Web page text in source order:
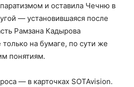
и оставила Чечню в
— установившаяся после
Рамзана Кадырова
на бумаге, по сути же
понятиям.
— в карточках SOTAvision.